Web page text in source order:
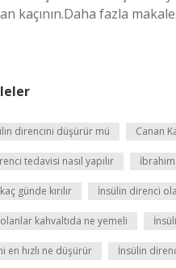
kaçının.Daha fazla
direncini düşürür mü Canan
tedavisi nasıl yapılır
günde kırılır İnsülin direnci
kahvaltıda ne yemeli
en hızlı ne düşürür İnsülin